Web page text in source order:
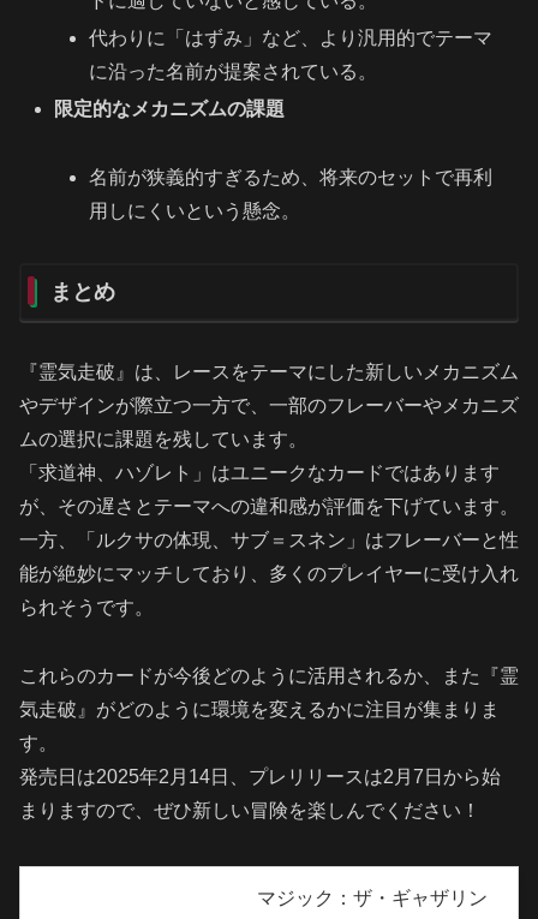
代わりに「はずみ」など、より汎用的でテーマ
に沿った名前が提案されている。
限定的なメカニズムの課題
名前が狭義的すぎるため、将来のセットで再利
用しにくいという懸念。
まとめ
『霊気走破』は、レースをテーマにした新しいメカニズム
やデザインが際立つ一方で、一部のフレーバーやメカニズ
ムの選択に課題を残しています。
「求道神、ハゾレト」はユニークなカードではあります
が、その遅さとテーマへの違和感が評価を下げています。
一方、「ルクサの体現、サブ＝スネン」はフレーバーと性
能が絶妙にマッチしており、多くのプレイヤーに受け入れ
られそうです。
これらのカードが今後どのように活用されるか、また『霊
気走破』がどのように環境を変えるかに注目が集まりま
す。
発売日は2025年2月14日、プレリリースは2月7日から始
まりますので、ぜひ新しい冒険を楽しんでください！
マジック：ザ・ギャザリン